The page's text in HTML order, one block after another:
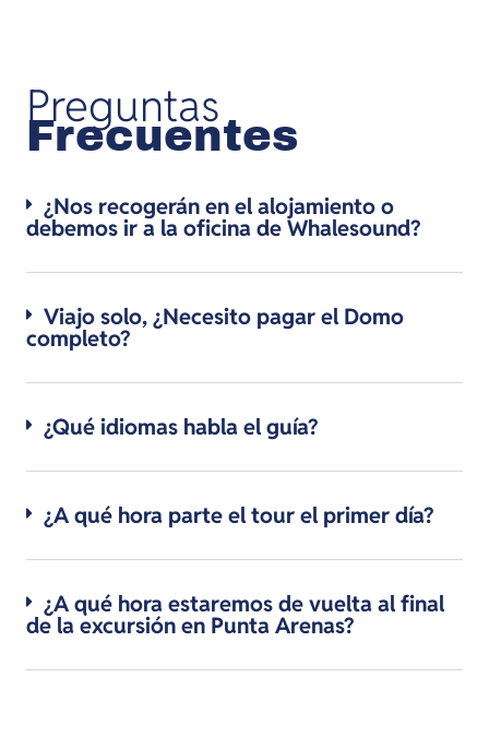
Preguntas
Frecuentes
¿Nos recogerán en el alojamiento o
debemos ir a la oficina de Whalesound?
Viajo solo, ¿Necesito pagar el Domo
completo?
¿Qué idiomas habla el guía?
¿A qué hora parte el tour el primer día?
¿A qué hora estaremos de vuelta al final
de la excursión en Punta Arenas?